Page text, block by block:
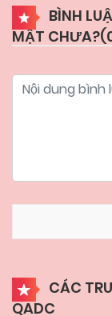
Chapter 7 14/12/
Chapter 6 14/12/
Chapter 4 14/12/
BÌNH
MẬT CHƯA?(
CÁC
QADC